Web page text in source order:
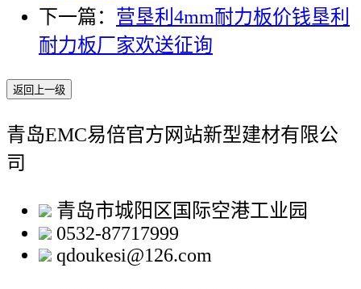
下一篇： 营垦利4mm耐力板价钱垦利
耐力板厂家欢送征询​
返回上一级
青岛EMC易倍官方网站新型建材有限公
司
青岛市城阳区国际空港工业园
0532-87717999
qdoukesi@126.com